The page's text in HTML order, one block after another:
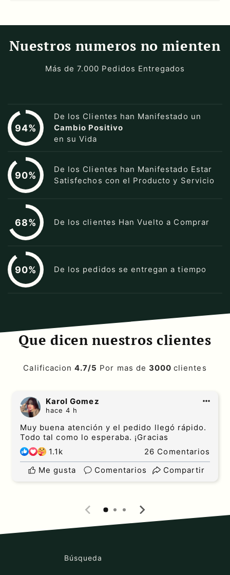
Nuestros numeros no mienten
Más de 7.000 Pedidos Entregados
94%
De los Clientes han Manifestado un
Cambio Positivo
en su Vida
90%
De los Clientes han Manifestado Estar
Satisfechos con el Producto y Servicio
68% De los clientes Han Vuelto a Comprar
90% De los pedidos se entregan a tiempo
Que dicen nuestros clientes
Calificacion4.7/5 Por mas de 3000clientes
Karol Gomez
hace 4 h
Muy buena atención y el pedido llegó rápido.
Todo tal como lo esperaba. ¡Gracias
1.1k
26 Comentarios
Me gusta
Comentarios Compartir
Búsqueda